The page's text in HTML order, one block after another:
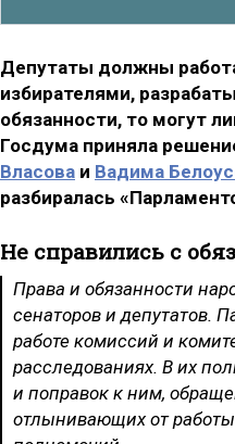
Депутаты должны
избирателями,
обязанности, то могут
Госдума приняла
Власова и Вадима
разбиралась
Не справились с
Права и обязанности
сенаторов и депутатов.
работе комиссий и
расследованиях. В их
и поправок к ним,
отлынивающих от